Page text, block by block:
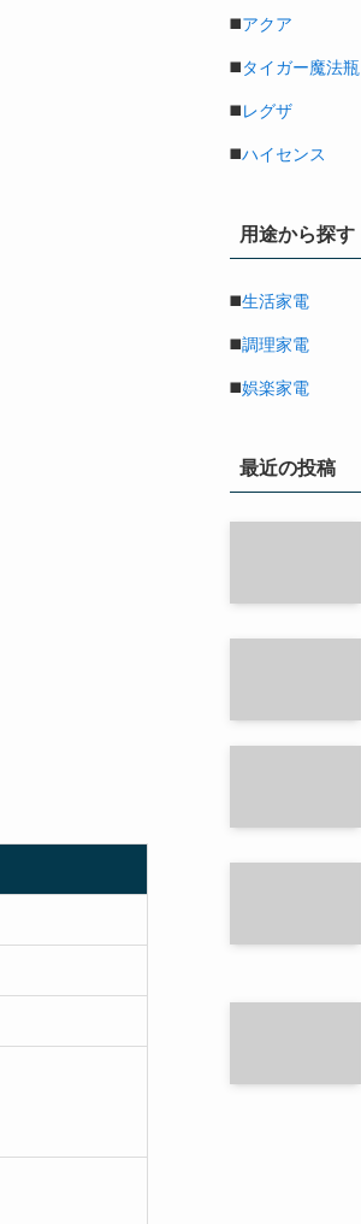
◼️アクア
◼️タイガー魔法瓶
◼️レグザ
◼️ハイセンス
用途から探す
◼️生活家電
◼️調理家電
◼️娯楽家電
最近の投稿